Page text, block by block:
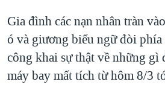
QUAN HỆ VIỆT MỸ
Gia đình các nạn nhân tràn
ó và giương biểu ngữ đòi
công khai sự thật về những gì
máy bay mất tích từ hôm 8/3